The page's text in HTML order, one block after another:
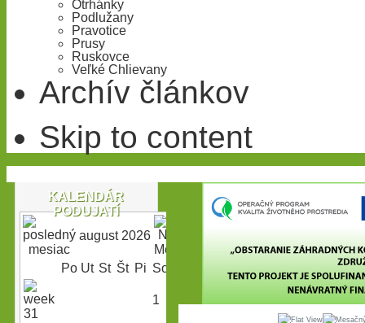
Otrhánky
Podlužany
Pravotice
Prusy
Ruskovce
Veľké Chlievany
Archív článkov
Skip to content
KALENDÁR
PODUJATÍ
august 2026
Po Ut St Št Pi So
1